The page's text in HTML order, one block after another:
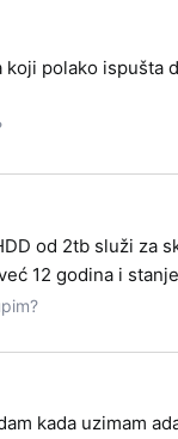
polako
od 2tb služi za
12 godina i
kada uzimam